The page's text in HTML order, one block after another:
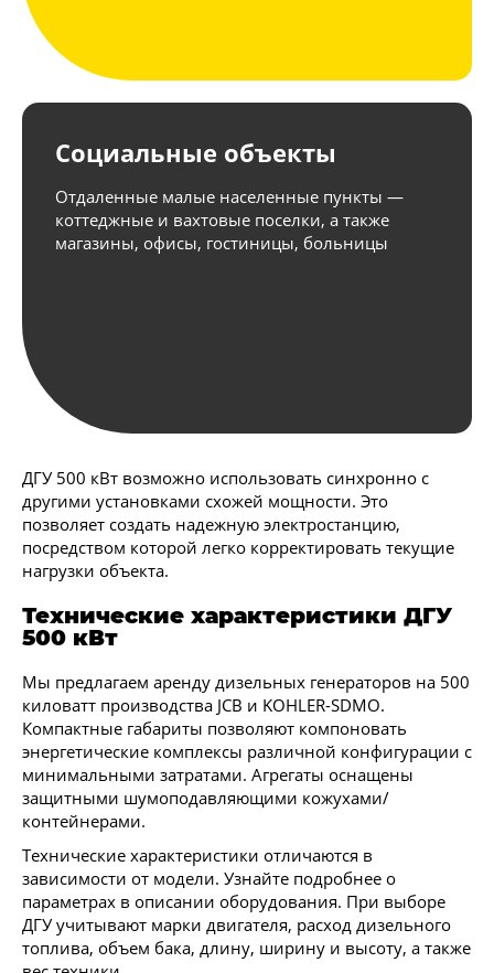
Социальные объекты
Отдаленные малые населенные пункты —
коттеджные и вахтовые поселки, а также
магазины, офисы, гостиницы, больницы
ДГУ 500 кВт возможно использовать синхронно с
другими установками схожей мощности. Это
позволяет создать надежную электростанцию,
посредством которой легко корректировать текущие
нагрузки объекта.
Технические характеристики ДГУ
500 кВт
Мы предлагаем аренду дизельных генераторов на 500
киловатт производства JCB и KOHLER-SDMO.
Компактные габариты позволяют компоновать
энергетические комплексы различной конфигурации с
минимальными затратами. Агрегаты оснащены
защитными шумоподавляющими кожухами/
контейнерами.
Технические характеристики отличаются в
зависимости от модели. Узнайте подробнее о
параметрах в описании оборудования. При выборе
ДГУ учитывают марки двигателя, расход дизельного
топлива, объем бака, длину, ширину и высоту, а также